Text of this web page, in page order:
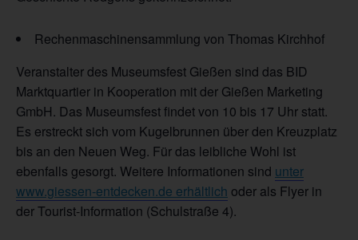
Rechenmaschinensammlung von Thomas Kirchhof
Veranstalter des Museumsfest Gießen sind das BID
Marktquartier in Kooperation mit der Gießen Marketing
GmbH. Das Museumsfest findet von 10 bis 17 Uhr statt.
Es erstreckt sich vom Kugelbrunnen über den Kreuzplatz
bis an den Neuen Weg. Für das leibliche Wohl ist
ebenfalls gesorgt. Weitere Informationen sind unter
www.giessen-entdecken.de erhältlich oder als Flyer in
der Tourist-Information (Schulstraße 4).